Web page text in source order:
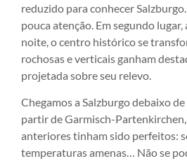
reduzido para conhecer
pouca atenção. Em segundo lugar,
noite, o centro histórico se
rochosas e verticais ganham
projetada sobre seu relevo.
Chegamos a Salzburgo debaixo
partir de Garmisch-Partenkirchen,
anteriores tinham sido perfeitos:
temperaturas amenas… Não se